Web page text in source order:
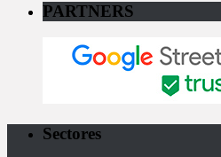
PARTNERS
Sectores